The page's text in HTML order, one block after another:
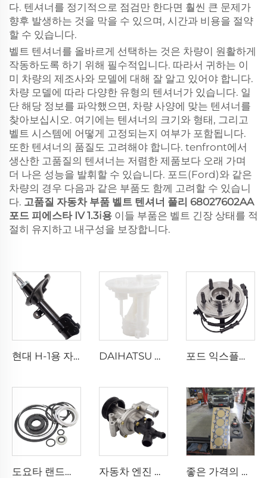
다. 텐셔너를 정기적으로 점검만 한다면 훨씬 큰 문제가
향후 발생하는 것을 막을 수 있으며, 시간과 비용을 절약
할 수 있습니다.
벨트 텐셔너를 올바르게 선택하는 것은 차량이 원활하게
작동하도록 하기 위해 필수적입니다. 따라서 귀하는 이
미 차량의 제조사와 모델에 대해 잘 알고 있어야 합니다.
차량 모델에 따라 다양한 유형의 텐셔너가 있습니다. 일
단 해당 정보를 파악했으면, 차량 사양에 맞는 텐셔너를
찾아보십시오. 여기에는 텐셔너의 크기와 형태, 그리고
벨트 시스템에 어떻게 고정되는지 여부가 포함됩니다.
또한 텐셔너의 품질도 고려해야 합니다. tenfront에서
생산한 고품질의 텐셔너는 저렴한 제품보다 오래 가며
더 나은 성능을 발휘할 수 있습니다. 포드(Ford)와 같은
차량의 경우 다음과 같은 부품도 함께 고려할 수 있습니
다. 고품질 자동차 부품 벨트 텐셔너 풀리 68027602AA
포드 피에스타 IV 1.3i용 이들 부품은 벨트 긴장 상태를 적
절히 유지하고 내구성을 보장합니다.
현대 H-1용 자동차 부품 쇼크 엑서버 54660-4H050 DAIHATSU 및 TOYOTA 1.3 차량 전용 K3-VE 엔진 23210-87403 연료 펌프 부품 포드 익스플로러 익스피디션 에스케이프 4.0 4.6 전용 자동차 스티어링 휠 허브 베어링 7L2Z-1104-A 3L2Z1104AB
도요타 랜드크루저 전용 오토 파츠 도매 파워 스티어링 펌프 수리 키트 04445-66050 자동차 엔진 부품 냉각 시스템 BK3Q-8A558-GC 워터펌프 어셈블리 BK3Q8A558GC, 포드 레인저 3.2용 워터펌프 좋은 가격의 ME013326 실린더 헤드 가스켓 제조업체 4D31 엔진 가스켓 MITSUBISHI용